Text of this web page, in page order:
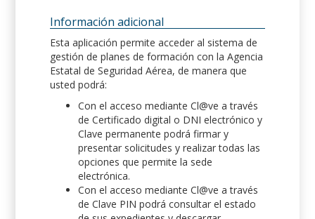
Información adicional
Esta aplicación permite acceder al sistema de
gestión de planes de formación con la Agencia
Estatal de Seguridad Aérea, de manera que
usted podrá:
Con el acceso mediante Cl@ve a través
de Certificado digital o DNI electrónico y
Clave permanente podrá firmar y
presentar solicitudes y realizar todas las
opciones que permite la sede
electrónica.
Con el acceso mediante Cl@ve a través
de Clave PIN podrá consultar el estado